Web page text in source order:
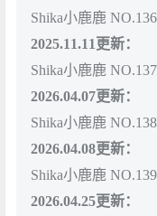
Shika小鹿鹿
2025.11.11更新：
Shika小鹿鹿
2026.04.07更新：
Shika小鹿鹿
2026.04.08更新：
Shika小鹿鹿
2026.04.25更新：